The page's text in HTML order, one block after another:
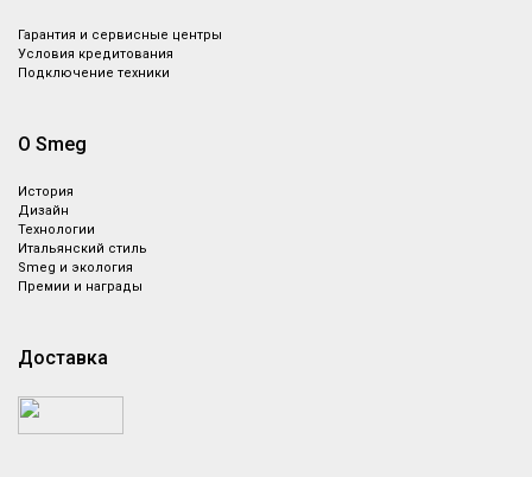
Гарантия и сервисные центры
Условия кредитования
Подключение техники
О Smeg
История
Дизайн
Технологии
Итальянский стиль
Smeg и экология
Премии и награды
Доставка